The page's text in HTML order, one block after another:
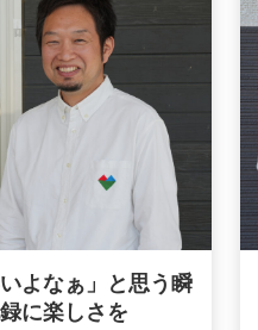
よなぁ」と思う瞬
に楽しさを